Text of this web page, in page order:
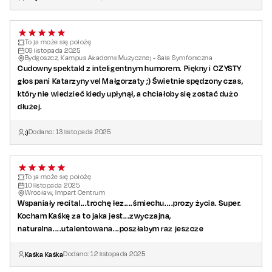
Choreografia: Paulina Andrzejewska-Damięcka
Reżyseria światła i scenografia:
Wytrykus
Kostium:Tomasz Ossoliński
Kostiumy zespołu:Bartek Indyka
Ze specjalnym udziałem garderobianejKatarzyny Adamczyk
Spektakl jest koprodukcją agencji Green Production Katarzyny
Zielińskiej i Teatru Komedia
To ja może się położę
09 listopada 2025
Bydgoszcz, Kampus Akademii Muzycznej - Sala Symfoniczna
Cudowny spektakl z inteligentnym humorem. Piękny i CZYSTY
głos pani Katarzyny vel Małgorzaty ;) Świetnie spędzony czas,
który nie wiedzieć kiedy upłynął, a chciałoby się zostać dużo
dłużej.
:)Dodano: 13 listopada 2025
To ja może się położę
10listopada 2025
Wrocław, Impart Centrum
Wspaniały recital...trochę łez....śmiechu....prozy życia. Super.
Kocham Kaśkę za to jaka jest...zwyczajna,
naturalna....utalentowana...poszłabym raz jeszcze
Kaśka KaśkaDodano:12 listopada 2025